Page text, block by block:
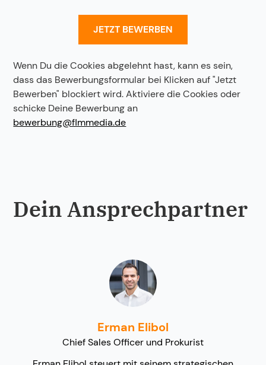
JETZT BEWERBEN
Wenn Du die Cookies abgelehnt hast, kann es sein,
dass das Bewerbungsformular bei Klicken auf "Jetzt
Bewerben" blockiert wird. Aktiviere die Cookies oder
schicke Deine Bewerbung an
bewerbung@flmmedia.de
Dein Ansprechpartner
Erman Elibol
Chief Sales Officer und Prokurist